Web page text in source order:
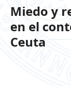
Miedo y
en el
Ceuta